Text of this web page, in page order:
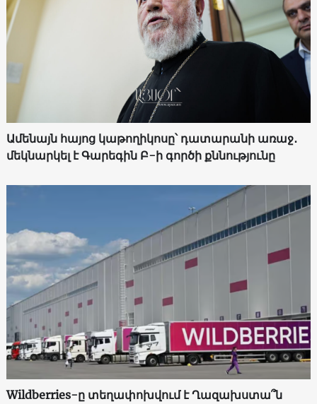
Ամենայն հայոց կաթողիկոսը՝ դատարանի առաջ․
մեկնարկել է Գարեգին Բ-ի գործի քննությունը
Wildberries-ը տեղափոխվում է Ղազախստա՞ն